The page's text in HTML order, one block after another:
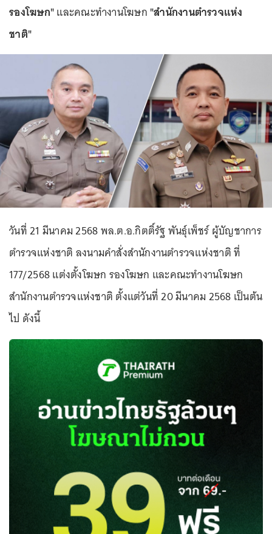
รองโฆษก"และคณะทำงานโฆษก "สำนักงานตำรวจแห่ง
ชาติ"
วันที่ 21 มีนาคม 2568 พล.ต.อ.กิตติ์รัฐ พันธุ์เพ็ชร์ ผู้บัญชาการ
ตำรวจแห่งชาติ ลงนามคำสั่งสำนักงานตำรวจแห่งชาติ ที่
177/2568 แต่งตั้งโฆษก รองโฆษก และคณะทำงานโฆษก
สำนักงานตำรวจแห่งชาติ ตั้งแต่วันที่ 20 มีนาคม 2568 เป็นต้น
ไป ดังนี้